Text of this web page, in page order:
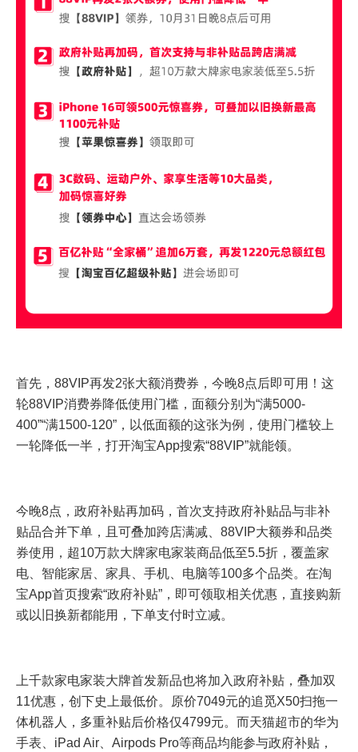
首先，88VIP再发2张大额消费券，今晚8点后即可用！这
轮88VIP消费券降低使用门槛，面额分别为“满5000-
400”“满1500-120”，以低面额的这张为例，使用门槛较上
一轮降低一半，打开淘宝App搜索“88VIP”就能领。
今晚8点，政府补贴再加码，首次支持政府补贴品与非补
贴品合并下单，且可叠加跨店满减、88VIP大额券和品类
券使用，超10万款大牌家电家装商品低至5.5折，覆盖家
电、智能家居、家具、手机、电脑等100多个品类。在淘
宝App首页搜索“政府补贴”，即可领取相关优惠，直接购新
或以旧换新都能用，下单支付时立减。
上千款家电家装大牌首发新品也将加入政府补贴，叠加双
11优惠，创下史上最低价。原价7049元的追觅X50扫拖一
体机器人，多重补贴后价格仅4799元。而天猫超市的华为
手表、iPad Air、Airpods Pro等商品均能参与政府补贴，